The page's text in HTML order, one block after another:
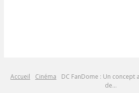
Accueil Cinéma
DC FanDome : Un concept
de...